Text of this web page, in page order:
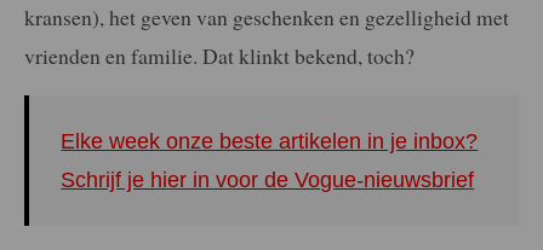
kransen), het geven van geschenken en gezelligheid met
vrienden en familie. Dat klinkt bekend, toch?
Elke week onze beste artikelen in je inbox?
Schrijf je hier in voor de Vogue-nieuwsbrief